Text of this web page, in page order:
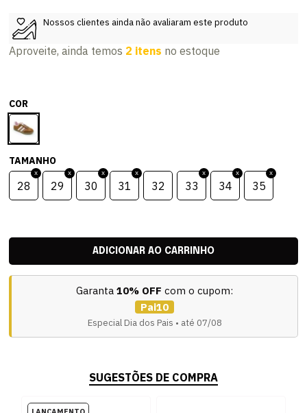
Nossos clientes ainda não avaliaram este produto
Aproveite, ainda temos 2 itens no estoque
COR
TAMANHO
28 29 30 31 32 33 34 35
Garanta 10% OFF com o cupom:
Pai10
Especial Dia dos Pais • até 07/08
SUGESTÕES DE COMPRA